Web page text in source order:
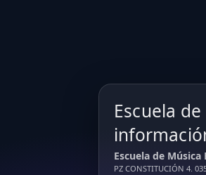
Escuela de
Escuela de Música
PZ CONSTITUCIÓN 4.